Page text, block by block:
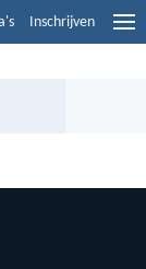
Inschrijven